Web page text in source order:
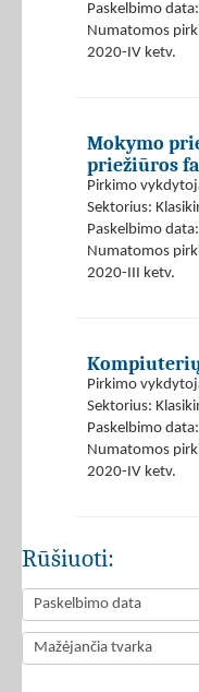
Paskelbimo
Numatomos
2020-IV ketv.
Mokymo
priežiūros
Pirkimo
Sektorius:
Paskelbimo
Numatomos
2020-III ketv.
Pirkimo
Sektorius:
Paskelbimo
Numatomos
2020-IV ketv.
Rūšiuoti: